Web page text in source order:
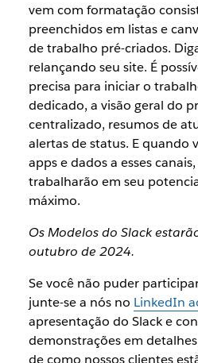
vem com formatação
preenchidos em listas e
de trabalho pré-criados.
relançando seu site. É
precisa para iniciar o
dedicado, a visão geral do
centralizado, resumos de
alertas de status. E quando
apps e dados a esses
trabalharão em seu
máximo.
Os Modelos do Slack
outubro de 2024.
Se você não puder
junte-se a nós no LinkedIn
apresentação do Slack e
demonstrações em